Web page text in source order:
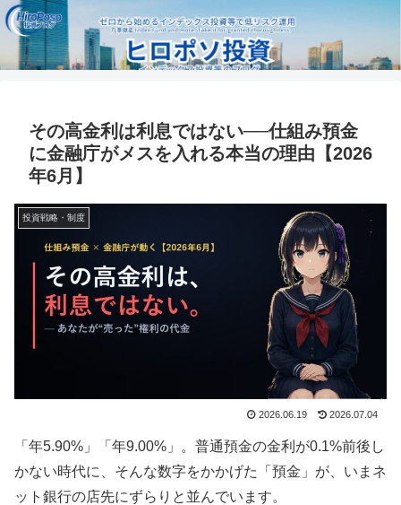
その高金利は利息ではない──仕組み預金
に金融庁がメスを入れる本当の理由【2026
年6月】
投資戦略・制度
2026.06.19 2026.07.04
「年5.90%」「年9.00%」。普通預金の金利が0.1%前後し
かない時代に、そんな数字をかかげた「預金」が、いまネ
ット銀行の店先にずらりと並んでいます。